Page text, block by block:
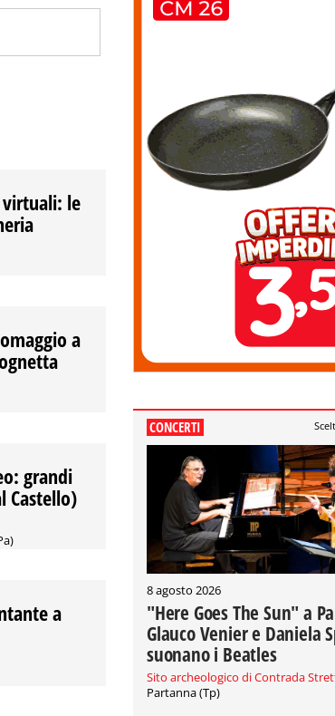
le
a
grandi
Castello)
a
CONCERTI
8 agosto 2026
"Here Goes The Sun" a
Glauco Venier e Daniela
suonano i Beatles
Sito archeologico di Contrada
Partanna (Tp)